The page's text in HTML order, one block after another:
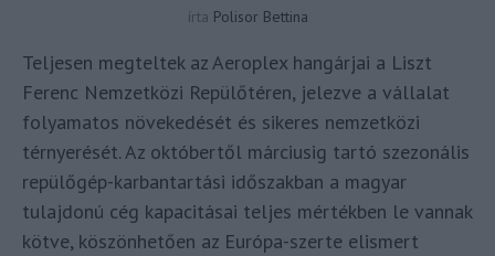
írta Polisor Bettina
Teljesen megteltek az Aeroplex hangárjai a Liszt
Ferenc Nemzetközi Repülőtéren, jelezve a vállalat
folyamatos növekedését és sikeres nemzetközi
térnyerését. Az októbertől márciusig tartó szezonális
repülőgép-karbantartási időszakban a magyar
tulajdonú cég kapacitásai teljes mértékben le vannak
kötve, köszönhetően az Európa-szerte elismert